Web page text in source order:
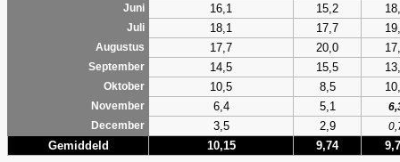
Juni 16,1 15,2
Juli 18,1 17,7
Augustus 17,7 20,0
September 14,5 15,5
Oktober 10,5 8,5
November 6,4 5,1
December
3,5 2,9
Gemiddeld 10,15 9,74